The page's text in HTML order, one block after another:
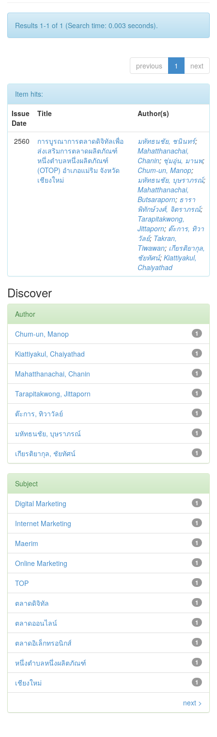
Results 1-1 of 1 (Search time: 0.003 seconds).
previous 1 next
Item hits:
Issue
Date
Title Author(s)
2560
การบูรณาการตลาดดิจิทัลเพื่อ
ส่งเสริมการตลาดผลิตภัณฑ์
หนึ่งตำบลหนึ่งผลิตภัณฑ์
(OTOP) อำเภอแม่ริม จังหวัด
เชียงใหม่
มหัทธนชัย, ชนินทร์;
Mahatthanachai,
Chanin; ชุ่มอุ่น, มานพ;
Chum-un, Manop;
มหัทธนชัย, บุษราภรณ์;
Mahatthanachai,
Butsaraporn; ธารา
พิทักษ์วงศ์, จิตราภรณ์;
Tarapitakwong,
Jittaporn; ต๊ะการ, ทิวา
วัลย์; Takran,
Tiwawan; เกียรติยากุล,
ชัยทัศน์; Kiattiyakul,
Chaiyathad
Discover
Author
1
Chum-un, Manop
1
Kiattiyakul, Chaiyathad
1
Mahatthanachai, Chanin
1
Tarapitakwong, Jittaporn
1
ต๊ะการ, ทิวาวัลย์
1
มหัทธนชัย, บุษราภรณ์
1
เกียรติยากุล, ชัยทัศน์
Subject
1
Digital Marketing
1
Internet Marketing
1
Maerim
1
Online Marketing
1
TOP
1
ตลาดดิจิทัล
1
ตลาดออนไลน์
1
ตลาดอิเล็กทรอนิกส์
1
หนึ่งตำบลหนึ่งผลิตภัณฑ์
1
เชียงใหม่
next >